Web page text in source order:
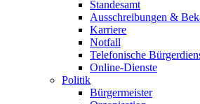
Standesamt
Ausschreibungen &
Karriere
Notfall
Telefonische
Online-Dienste
Politik
Bürgermeister